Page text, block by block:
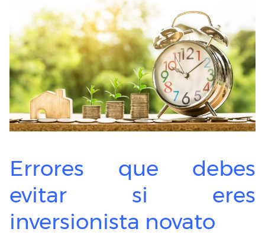
Errores que debes
evitar si eres
inversionista novato